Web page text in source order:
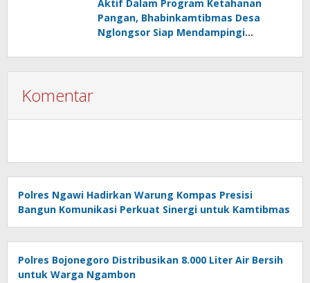
Aktif Dalam Program Ketahanan
Pangan, Bhabinkamtibmas Desa
Nglongsor Siap Mendampingi
Komentar
Polres Ngawi Hadirkan Warung Kompas Presisi
Bangun Komunikasi Perkuat Sinergi untuk Kamtibmas
Polres Bojonegoro Distribusikan 8.000 Liter Air Bersih
untuk Warga Ngambon